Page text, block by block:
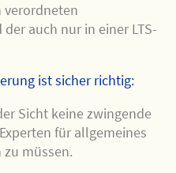
verordneten
auch nur in einer LTS-
ist sicher richtig:
Sicht keine zwingende
für allgemeines
müssen.